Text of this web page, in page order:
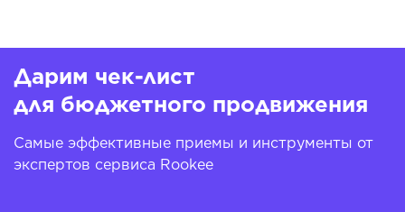
Дарим чек-лист
для бюджетного продвижения
Самые эффективные приемы и инструменты от
экспертов сервиса Rookee